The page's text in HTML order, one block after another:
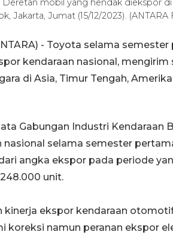
mobil yang hendak diekspor
Jakarta, Jumat (15/12/2023).
- Toyota selama
kendaraan nasional,
di Asia, Timur Tengah,
Gabungan Industri Kendaraan
nasional selama semester
angka ekspor pada periode
unit.
kinerja ekspor kendaraan
koreksi namun peranan ekspor